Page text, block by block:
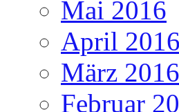
Mai 2016
April 2016
März 2016
Februar